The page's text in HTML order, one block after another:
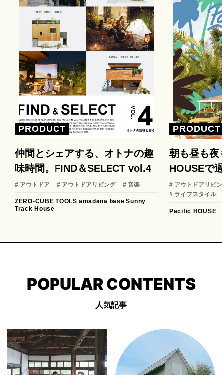
PRODUCT
仲間とシェアする、オトナの趣
味時間。FIND＆SELECT vol.4
# アウトドア # アウトドアリビング # 音楽
ZERO-CUBE TOOLS amadana base Sunny
Track House
PRODUCT
朝も昼も
HOUSEで
# アウトドアリビ
# ライフスタイル
Pacific HOUSE
POPULAR CONTENTS
人気記事